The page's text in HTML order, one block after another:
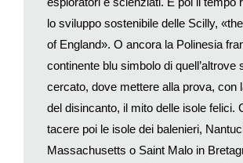
mio prossimo, anzi ad amarlo. Godo tutte le
libera, animale e umana. Con la certezza di
al presente, così libero, così bello, la pace
L’isola promette protezione dalla inquietante
perché offre uno spazio finito con un
particolare su quegli uomini che sentono il
e di sicurezza. Niente, infatti, è delimitato e
un’isola». E proprio su un’isola – Runmarö,
lo sviluppo sostenibile delle Scilly,
of England». O ancora la Polinesia
continente blu simbolo di quell’altrove
cercato, dove mettere alla prova, con
del disincanto, il mito delle isole felici.
tacere poi le isole dei balenieri,
Massachusetts o Saint Malo in